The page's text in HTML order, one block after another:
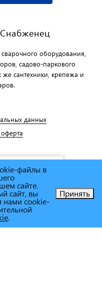
оборудования,
садово-паркового
же сантехники, крепежа и
данных
файлы в
сайте.
сайт, вы
нами cookie-
.
Принять